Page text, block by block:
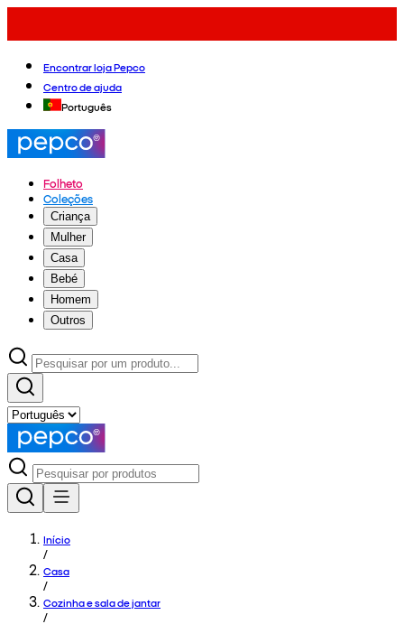
Encontrar loja Pepco
Centro de ajuda
Português
Folheto
Coleções
Criança
Mulher
Casa
Bebé
Homem
Outros
Início
/
Casa
/
Cozinha e sala de jantar
/